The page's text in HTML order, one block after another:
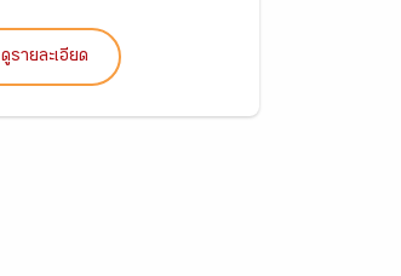
ดูรายละเอียด